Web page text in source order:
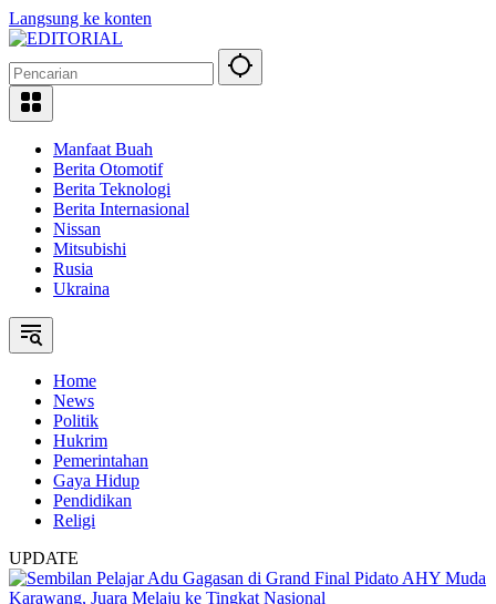
Langsung ke konten
Manfaat Buah
Berita Otomotif
Berita Teknologi
Berita Internasional
Nissan
Mitsubishi
Rusia
Ukraina
Home
News
Politik
Hukrim
Pemerintahan
Gaya Hidup
Pendidikan
Religi
UPDATE